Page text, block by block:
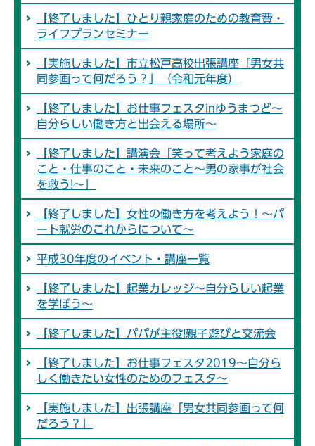
【終了しました】ひとり親家庭のための教育費・
ライフプランセミナー
【実施しました】市立松戸高校出張講座「男女共
同参画って何だろう？」（令和元年度）
【終了しました】お仕事フェスタinゆうまつど～
自分らしい働き方と出会える場所～
【終了しました】講演会「笑って考えよう家庭の
こと・仕事のこと・未来のこと～男の家事が社会
を救う!～」
【終了しました】女性の働き方を考えよう！～パ
ート就労のこれからについて～
平成30年度のイベント・講座一覧
【終了しました】起業カレッジ～自分らしい起業
を学ぼう～
【終了しました】パパが主役!親子遊びと交流会
【終了しました】お仕事フェスタ2019～自分ら
しく働きたい女性のためのフェスタ～
【実施しました】出張講座「男女共同参画って何
だろう？」